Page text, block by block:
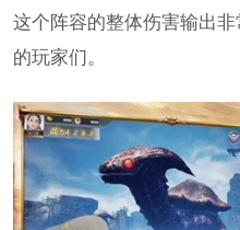
这个阵容的整体伤害输出
的玩家们。